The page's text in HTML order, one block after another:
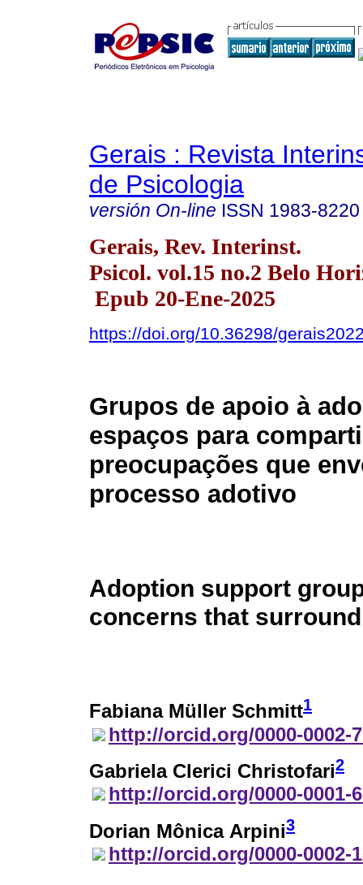
Gerais : Revista
de Psicologia
versión On-line ISSN 1983-8220
Gerais, Rev. Interinst.
Psicol. vol.15 no.2 Belo
Epub 20-Ene-2025
https://doi.org/10.36298/
Grupos de apoio à
espaços para
preocupações que
processo adotivo
Adoption support
concerns that
Fabiana Müller Schmitt1
http://orcid.org/0000-0002-
Gabriela Clerici Christofari2
http://orcid.org/0000-0001-
Dorian Mônica Arpini3
http://orcid.org/0000-0002-